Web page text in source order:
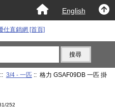
English
:: 3/4 - 一匹:: 格力 GSAF09DB 一匹 掛
252